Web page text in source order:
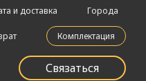
и доставка Города
Комплектация
Связаться